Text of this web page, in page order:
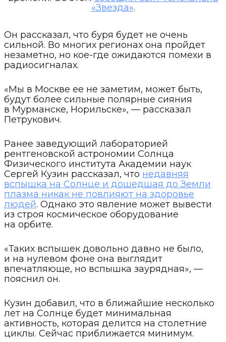
«Звезда».
Он рассказал, что буря будет не очень
сильной. Во многих регионах она пройдет
незаметно, но кое-где ожидаются помехи в
радиосигналах.
«Мы в Москве ее не заметим, может быть,
будут более сильные полярные сияния
в Мурманске, Норильске», — рассказал
Петрукович.
Ранее заведующий лабораторией
рентгеновской астрономии Солнца
Физического института Академии наук
Сергей Кузин рассказал, что недавняя
вспышка на Солнце и дошедшая до Земли
плазма никак не повлияют на здоровье
людей. Однако это явление может вывести
из строя космическое оборудование
на орбите.
«Таких вспышек довольно давно не было,
и на нулевом фоне она выглядит
впечатляюще, но вспышка заурядная», —
пояснил он.
Кузин добавил, что в ближайшие несколько
лет на Солнце будет минимальная
активность, которая делится на столетние
циклы. Сейчас приближается минимум.